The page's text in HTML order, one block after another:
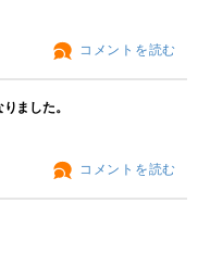
コメントを読む
ました。
コメントを読む